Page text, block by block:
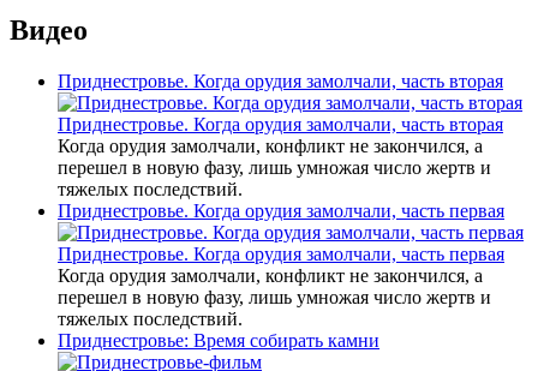
Видео
Приднестровье. Когда орудия замолчали, часть вторая
Приднестровье. Когда орудия замолчали, часть вторая
Когда орудия замолчали, конфликт не закончился, а
перешел в новую фазу, лишь умножая число жертв и
тяжелых последствий.
Приднестровье. Когда орудия замолчали, часть первая
Приднестровье. Когда орудия замолчали, часть первая
Когда орудия замолчали, конфликт не закончился, а
перешел в новую фазу, лишь умножая число жертв и
тяжелых последствий.
Приднестровье: Время собирать камни